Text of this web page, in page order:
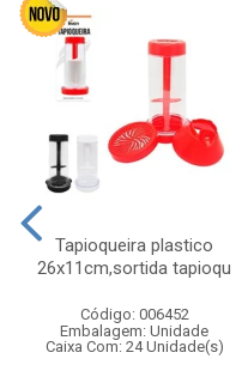
Tapioqueira plastico
26x11cm,sortida tapioqu
Código: 006452
Embalagem: Unidade
Caixa Com: 24 Unidade(s)